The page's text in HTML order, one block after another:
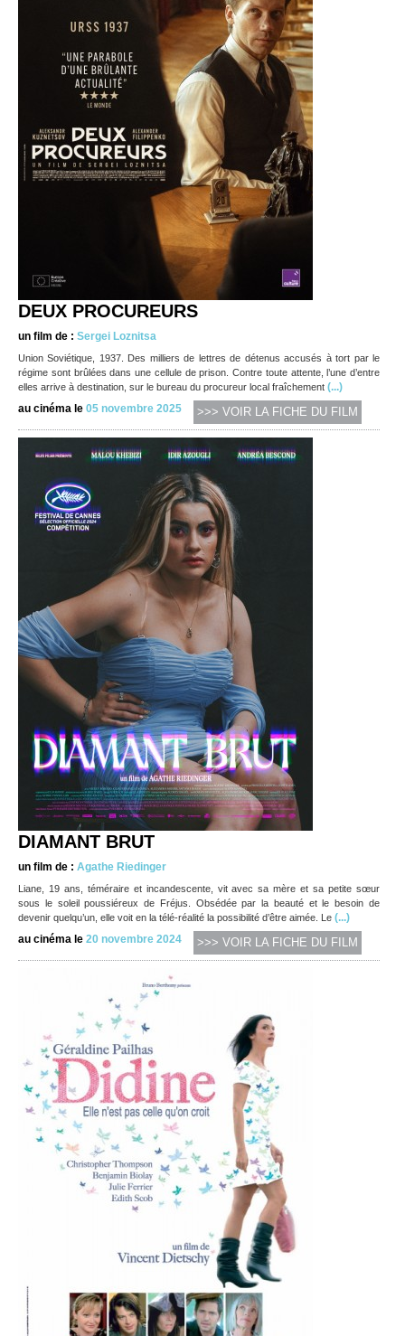
DEUX PROCUREURS
un film de : Sergei Loznitsa
Union Soviétique, 1937. Des milliers de lettres de détenus accusés à tort par le
régime sont brûlées dans une cellule de prison. Contre toute attente, l’une d’entre
elles arrive à destination, sur le bureau du procureur local fraîchement (...)
au cinéma le 05 novembre 2025 >>> VOIR LA FICHE DU FILM
DIAMANT BRUT
un film de : Agathe Riedinger
Liane, 19 ans, téméraire et incandescente, vit avec sa mère et sa petite sœur
sous le soleil poussiéreux de Fréjus. Obsédée par la beauté et le besoin de
devenir quelqu’un, elle voit en la télé-réalité la possibilité d’être aimée. Le (...)
au cinéma le 20 novembre 2024 >>> VOIR LA FICHE DU FILM